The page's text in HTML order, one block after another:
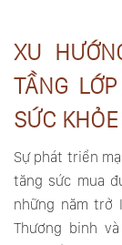
XU
TẦNG
SỨC KHỎE
Sự phát triển
tăng sức mua
những năm trở
Thương binh